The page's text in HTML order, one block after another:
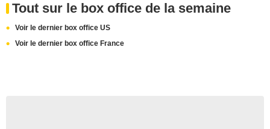
Tout sur le box office de la semaine
Voir le dernier box office US
Voir le dernier box office France